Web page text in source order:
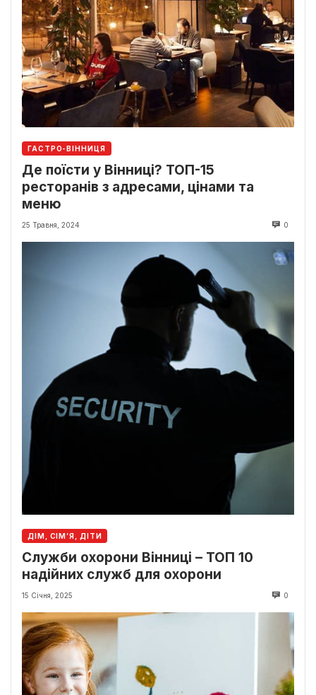
ГАСТРО-ВІННИЦЯ
Де поїсти у Вінниці? ТОП-15
ресторанів з адресами, цінами та
меню
25 Травня, 2024 0
ДІМ, СІМ’Я, ДІТИ
Служби охорони Вінниці – ТОП 10
надійних служб для охорони
15 Січня, 2025 0